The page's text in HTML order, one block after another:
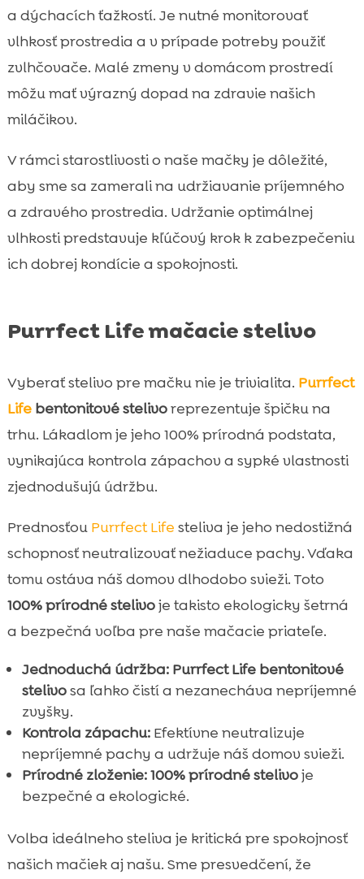
a dýchacích ťažkostí. Je nutné monitorovať
vlhkosť prostredia a v prípade potreby použiť
zvlhčovače. Malé zmeny v domácom prostredí
môžu mať výrazný dopad na zdravie našich
miláčikov.
V rámci starostlivosti o naše mačky je dôležité,
aby sme sa zamerali na udržiavanie príjemného
a zdravého prostredia. Udržanie optimálnej
vlhkosti predstavuje kľúčový krok k zabezpečeniu
ich dobrej kondície a spokojnosti.
Purrfect Life mačacie stelivo
Vyberať stelivo pre mačku nie je trivialita. Purrfect
Lifebentonitové stelivoreprezentuje špičku na
trhu. Lákadlom je jeho 100% prírodná podstata,
vynikajúca kontrola zápachov a sypké vlastnosti
zjednodušujú údržbu.
Prednosťou Purrfect Life steliva je jeho nedostižná
schopnosť neutralizovať nežiaduce pachy. Vďaka
tomu ostáva náš domov dlhodobo svieži. Toto
100% prírodné stelivoje takisto ekologicky šetrná
a bezpečná voľba pre naše mačacie priateľe.
Jednoduchá údržba: Purrfect Life bentonitové
stelivosa ľahko čistí a nezanecháva nepríjemné
zvyšky.
Kontrola zápachu:Efektívne neutralizuje
nepríjemné pachy a udržuje náš domov svieži.
Prírodné zloženie:100% prírodné stelivoje
bezpečné a ekologické.
Volba ideálneho steliva je kritická pre spokojnosť
našich mačiek aj našu. Sme presvedčení, že